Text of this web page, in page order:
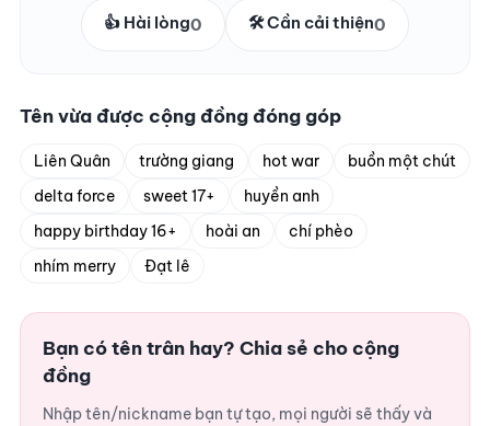
👍 Hài lòng0 🛠️ Cần cải thiện0
Tên vừa được cộng đồng đóng góp
Liên Quân trường giang hot war
buồn một chút
delta force
sweet 17+
huyền anh
happy birthday 16+
hoài an
chí phèo
nhím merry
Đạt lê
Bạn có tên trân hay? Chia sẻ cho cộng
đồng
Nhập tên/nickname bạn tự tạo, mọi người sẽ thấy và